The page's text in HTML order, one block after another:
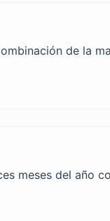
de la
meses del año